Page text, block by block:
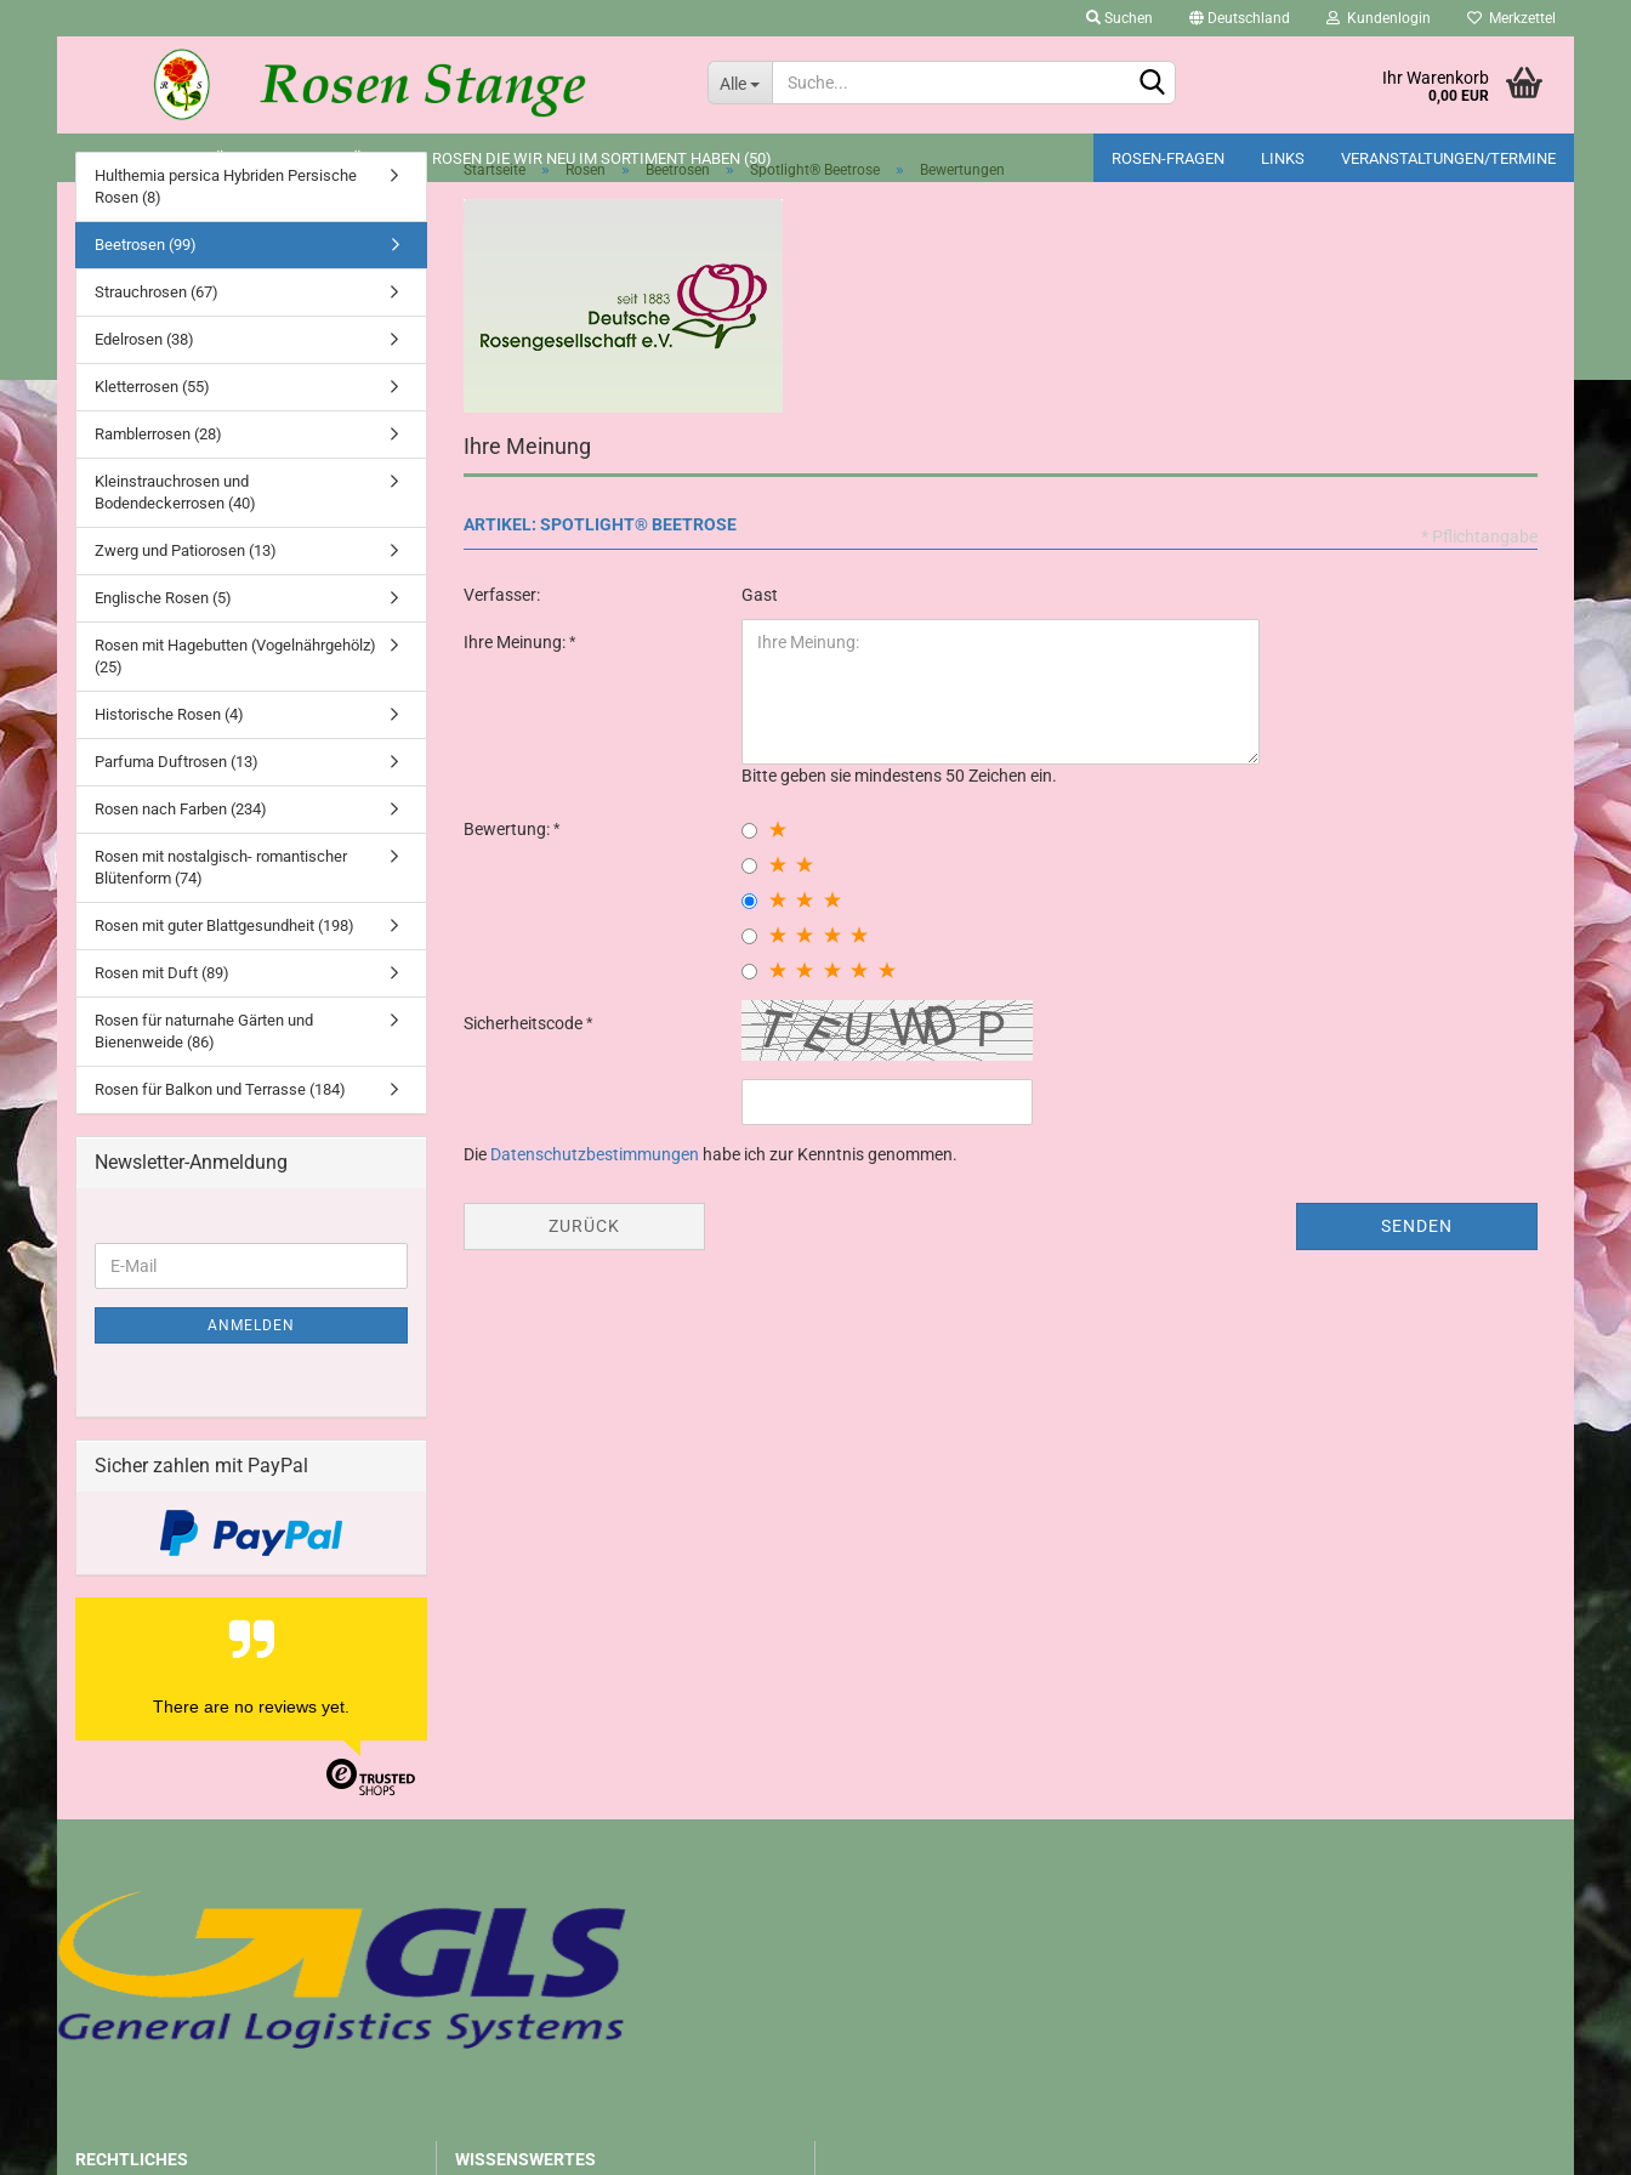
Suchen Deutschland Kundenlogin Merkzettel
Alle Ihr Warenkorb
0,00 EUR
ROSEN (241) DÜNGER UND ZUBEHÖR (2) ROSEN DIE WIR NEU IM SORTIMENT HABEN (50) ROSEN-FRAGEN LINKS VERANSTALTUNGEN/TERMINE
Startseite » Rosen » Beetrosen » Spotlight® Beetrose » Bewertungen
Ihre Meinung
ARTIKEL: SPOTLIGHT® BEETROSE
Verfasser: Gast
Ihre Meinung:
Bitte geben sie mindestens 50 Zeichen ein.
Bewertung:
Sicherheitscode
Die Datenschutzbestimmungen habe ich zur Kenntnis genommen.
ZURÜCK SENDEN
* Pflichtangabe
Hulthemia persica Hybriden Persische
Rosen (8)
Beetrosen (99)
Strauchrosen (67)
Edelrosen (38)
Kletterrosen (55)
Ramblerrosen (28)
Kleinstrauchrosen und
Bodendeckerrosen (40)
Zwerg und Patiorosen (13)
Englische Rosen (5)
Rosen mit Hagebutten (Vogelnährgehölz)
(25)
Historische Rosen (4)
Parfuma Duftrosen (13)
Rosen nach Farben (234)
Rosen mit nostalgisch- romantischer
Blütenform (74)
Rosen mit guter Blattgesundheit (198)
Rosen mit Duft (89)
Rosen für naturnahe Gärten und
Bienenweide (86)
Rosen für Balkon und Terrasse (184)
Newsletter-Anmeldung
ANMELDEN
Sicher zahlen mit PayPal
There are no reviews yet.
RECHTLICHES WISSENSWERTES